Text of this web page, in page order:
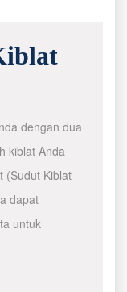
dengan dua
kiblat Anda
(Sudut Kiblat
dapat
untuk